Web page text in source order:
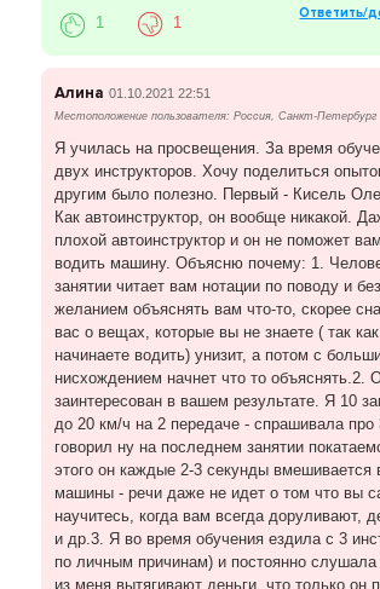
Ответить/
1 1
Алина 01.10.2021 22:51
Местоположение пользователя: Россия, Санкт-Петербург
Я училась на просвещения. За время
двух инструкторов. Хочу поделиться
другим было полезно. Первый - Кисель
Как автоинструктор, он вообще никакой.
плохой автоинструктор и он не поможет
водить машину. Объясню почему: 1.
занятии читает вам нотации по поводу и
желанием объяснять вам что-то, скорее
вас о вещах, которые вы не знаете ( так
начинаете водить) унизит, а потом с
нисхождением начнет что то объяснять.2.
заинтересован в вашем результате. Я 10
до 20 км/ч на 2 передаче - спрашивала про
говорил ну на последнем занятии
этого он каждые 2-3 секунды вмешивается
машины - речи даже не идет о том что вы
научитесь, когда вам всегда доруливают,
и др.3. Я во время обучения ездила с 3
по личным причинам) и постоянно слушала
из меня вытягивают деньги, что только он